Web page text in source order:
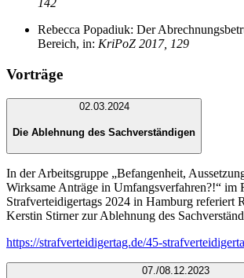
142
Rebecca Popadiuk: Der
Bereich, in: KriPoZ 2017, 129
Vorträge
02.03.2024
Die Ablehnung des Sachverständigen
In der Arbeitsgruppe „Befangenheit,
Wirksame Anträge in Umfangsverfahren?!“ im
Strafverteidigertags 2024 in Hamburg referiert
Kerstin Stirner zur Ablehnung des
https://strafverteidigertag.de/45-
07./08.12.2023